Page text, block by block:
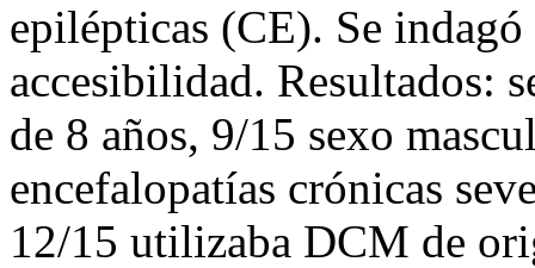
epilépticas (CE). Se indagó
accesibilidad. Resultados:
de 8 años, 9/15 sexo
encefalopatías crónicas
12/15 utilizaba DCM de